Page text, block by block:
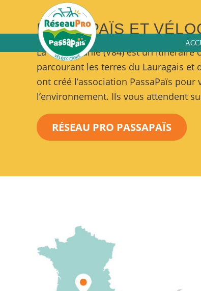
PASSAPAÏS ET
La Véloccitanie (V84) est un itinéraire
parcourant les terres du Lauragais
ont créé l’association PassaPaïs
l’environnement. Ils vous attendent
RÉSEAU PRO PASSAPAÏS